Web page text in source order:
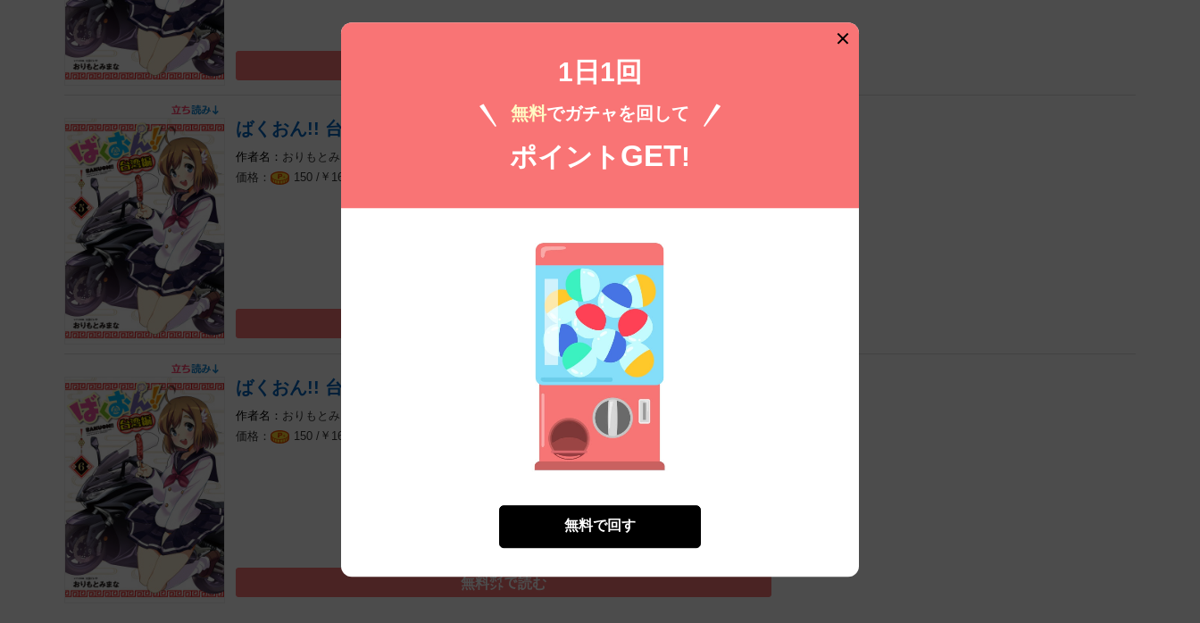
ばくおん!! 台湾編(話売り) #5
おりもとみまな
150 / ￥ 165
ばくおん!! 台湾編(話売り) #6
おりもとみまな
150 / ￥ 165
無料㌽で読む
1日1回
無料でガチャを回して
ポイント GET!
無料で回す